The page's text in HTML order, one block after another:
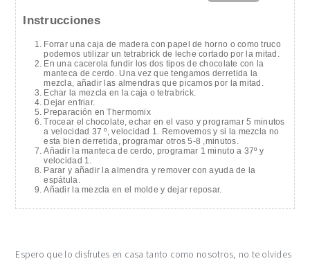
Instrucciones
Forrar una caja de madera con papel de horno o como truco
podemos utilizar un tetrabrick de leche cortado por la mitad.
En una cacerola fundir los dos tipos de chocolate con la
manteca de cerdo. Una vez que tengamos derretida la
mezcla, añadir las almendras que picamos por la mitad.
Echar la mezcla en la caja o tetrabrick.
Dejar enfriar.
Preparación en Thermomix
Trocear el chocolate, echar en el vaso y programar 5 minutos
a velocidad 37 º, velocidad 1. Removemos y si la mezcla no
esta bien derretida, programar otros 5-8 ,minutos.
Añadir la manteca de cerdo, programar 1 minuto a 37º y
velocidad 1.
Parar y añadir la almendra y remover con ayuda de la
espátula.
Añadir la mezcla en el molde y dejar reposar.
Espero que lo disfrutes en casa tanto como nosotros, no te olvides